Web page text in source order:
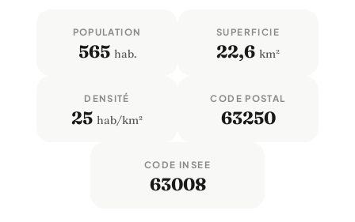
POPULATION
565 hab.
SUPERFICIE
22,6 km²
DENSITÉ
25 hab/km²
CODE POSTAL
63250
CODE INSEE
63008